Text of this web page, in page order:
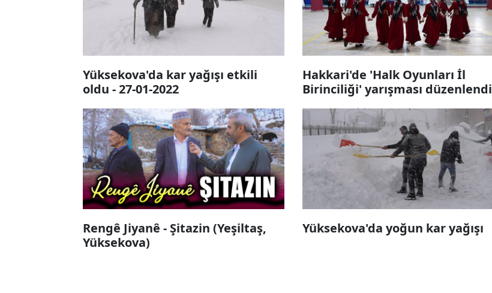
Yüksekova'da kar yağışı etkili
oldu - 27-01-2022
Hakkari'de 'Halk Oyunları İl
Birinciliği' yarışması düzenlendi
Rengê Jiyanê - Şitazin (Yeşiltaş,
Yüksekova)
Yüksekova'da yoğun kar yağışı